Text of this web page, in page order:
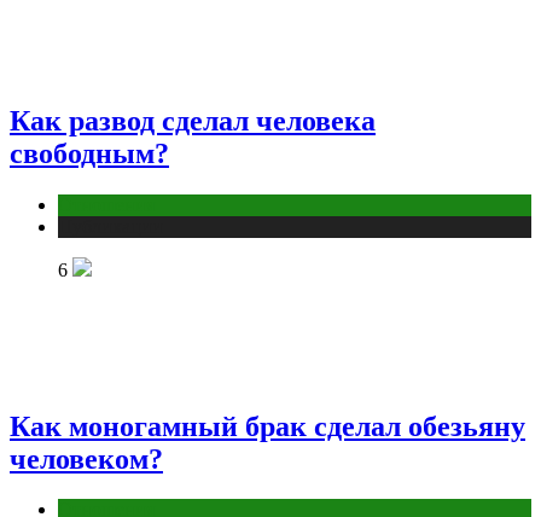
Как развод сделал человека
свободным?
6
Как моногамный брак сделал обезьяну
человеком?